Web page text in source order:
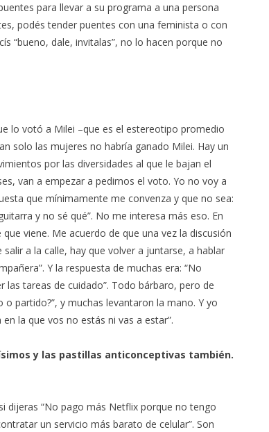
para llevar a su programa a una persona
podés tender puentes con una feminista o con
“bueno, dale, invitalas”, no lo hacen porque no
lo votó a Milei –que es el estereotipo promedio
solo las mujeres no habría ganado Milei. Hay un
por las diversidades al que le bajan el
van a empezar a pedirnos el voto. Yo no voy a
que mínimamente me convenza y que no sea:
y no sé qué”. No me interesa más eso. En
viene. Me acuerdo de que una vez la discusión
a la calle, hay que volver a juntarse, a hablar
Y la respuesta de muchas era: “No
tareas de cuidado”. Todo bárbaro, pero de
partido?”, y muchas levantaron la mano. Y yo
la que vos no estás ni vas a estar”.
y las pastillas anticonceptivas también.
dijeras “No pago más Netflix porque no tengo
un servicio más barato de celular”. Son